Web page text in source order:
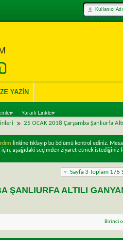
Yararlı Linkler
YAZIN
25 OCAK 2018 Çarşamba Şanlıurfa
linkine tıklayıp bu bölümü kontrol ediniz.
için, aşağıdaki seçimden ziyaret etmek istediğiniz
Sayfa 3 Toplam 175
ŞANLIURFA ALTILI
Birinci